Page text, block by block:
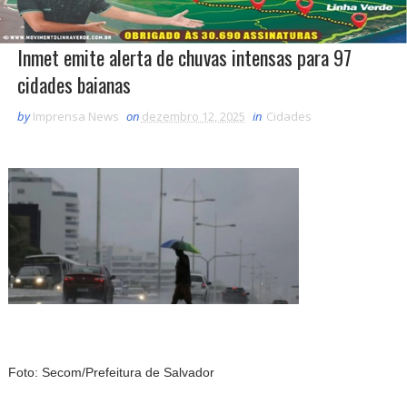
Inmet emite alerta de chuvas intensas para 97
cidades baianas
by Imprensa News on dezembro 12, 2025 in Cidades
Foto: Secom/Prefeitura de Salvador